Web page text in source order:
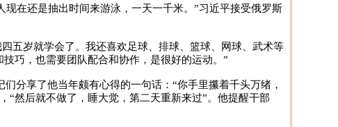
在还是抽出时间来游泳，一天一千米。”习近平接受俄罗斯
五岁就学会了。我还喜欢足球、排球、篮球、网球、武术等
巧，也需要团队配合和协作，是很好的运动。”
分享了他当年颇有心得的一句话：“你手里攥着千头万绪，
“然后就不做了，睡大觉，第二天重新来过”。他提醒干部